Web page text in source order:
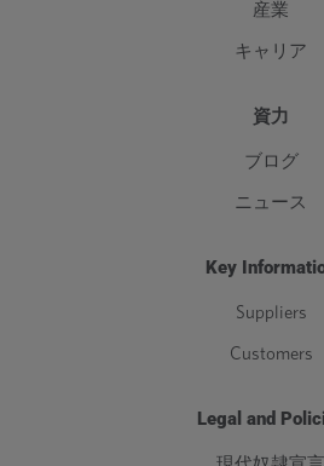
産業
キャリア
資力
ブログ
ニュース
Key
Suppliers
Customers
Legal and